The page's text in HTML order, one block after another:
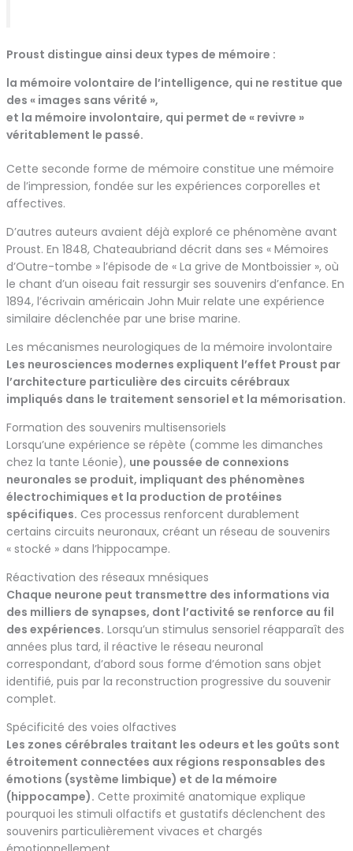
Proust distingue ainsi deux types de mémoire :
la mémoire volontaire de l’intelligence, qui ne restitue que
des « images sans vérité »,
et la mémoire involontaire, qui permet de « revivre »
véritablement le passé.
Cette seconde forme de mémoire constitue une mémoire
de l’impression, fondée sur les expériences corporelles et
affectives.
D’autres auteurs avaient déjà exploré ce phénomène avant
Proust. En 1848, Chateaubriand décrit dans ses « Mémoires
d’Outre-tombe » l’épisode de « La grive de Montboissier », où
le chant d’un oiseau fait ressurgir ses souvenirs d’enfance. En
1894, l’écrivain américain John Muir relate une expérience
similaire déclenchée par une brise marine.
Les mécanismes neurologiques de la mémoire involontaire
Les neurosciences modernes expliquent l’effet Proust par
l’architecture particulière des circuits cérébraux
impliqués dans le traitement sensoriel et la mémorisation.
Formation des souvenirs multisensoriels
Lorsqu’une expérience se répète (comme les dimanches
chez la tante Léonie), une poussée de connexions
neuronales se produit, impliquant des phénomènes
électrochimiques et la production de protéines
spécifiques. Ces processus renforcent durablement
certains circuits neuronaux, créant un réseau de souvenirs
« stocké » dans l’hippocampe.
Réactivation des réseaux mnésiques
Chaque neurone peut transmettre des informations via
des milliers de synapses, dont l’activité se renforce au fil
des expériences. Lorsqu’un stimulus sensoriel réapparaît des
années plus tard, il réactive le réseau neuronal
correspondant, d’abord sous forme d’émotion sans objet
identifié, puis par la reconstruction progressive du souvenir
complet.
Spécificité des voies olfactives
Les zones cérébrales traitant les odeurs et les goûts sont
étroitement connectées aux régions responsables des
émotions (système limbique) et de la mémoire
(hippocampe). Cette proximité anatomique explique
pourquoi les stimuli olfactifs et gustatifs déclenchent des
souvenirs particulièrement vivaces et chargés